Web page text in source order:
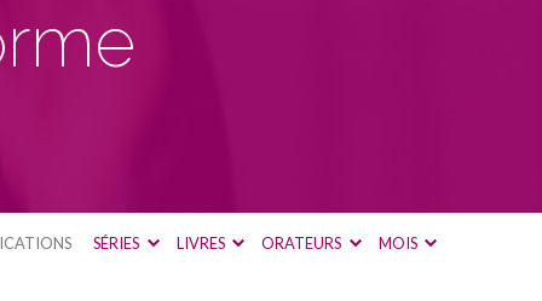
SÉRIES LIVRES ORATEURS MOIS